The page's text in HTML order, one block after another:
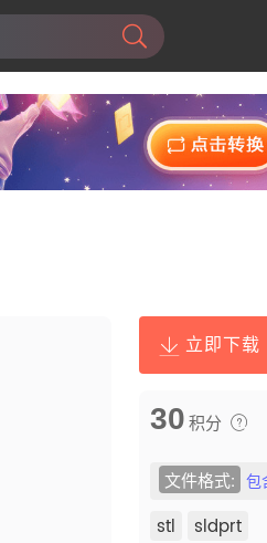
立即下载
30 积分
文件格式: 包
stl sldprt